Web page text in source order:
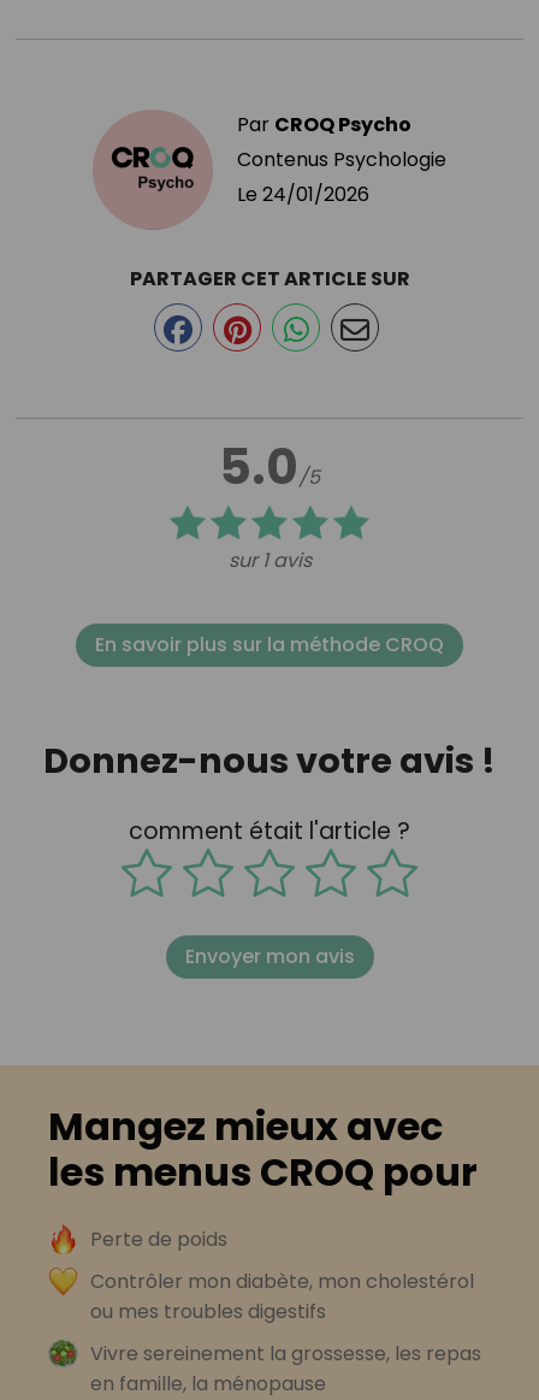
Par CROQ Psycho
Contenus Psychologie
Le 24/01/2026
5.0/5
sur 1 avis
PARTAGER CET ARTICLE SUR
En savoir plus sur la méthode CROQ
Donnez-nous votre avis !
comment était l'article ?
Envoyer mon avis
Mangez mieux avec
les menus CROQ pour
Perte de poids
Contrôler mon diabète, mon cholestérol
ou mes troubles digestifs
Vivre sereinement la grossesse, les repas
en famille, la ménopause